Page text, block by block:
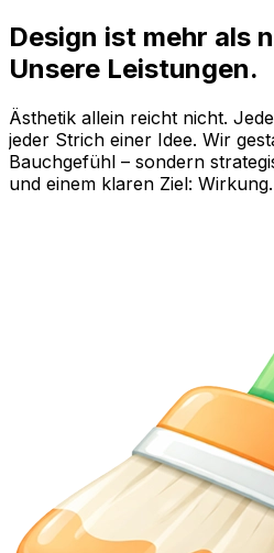
Design ist mehr als
Unsere Leistungen.
Ästhetik allein reicht nicht.
jeder Strich einer Idee. Wir
Bauchgefühl – sondern
und einem klaren Ziel: Wirkung.